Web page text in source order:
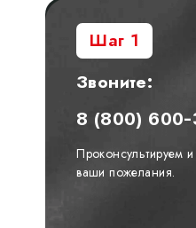
Шаг 1
Звоните:
8 (800) 600-
Проконсультируем
ваши пожелания.